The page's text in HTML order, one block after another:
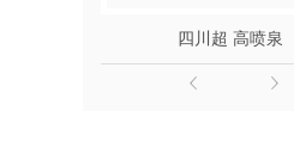
四川超 高喷泉